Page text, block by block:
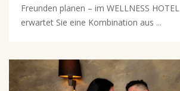
Freunden planen – im WELLNESS
erwartet Sie eine Kombination aus ...